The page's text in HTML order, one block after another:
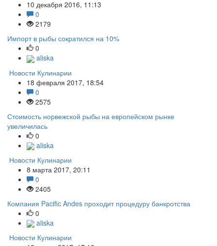
10 декабря 2016, 11:13
0
2179
Импорт в рыбы сократился на 10%
0
aliska
Новости Кулинарии
18 февраля 2017, 18:54
0
2575
Стоимость норвежской рыбы на европейском рынке
увеличилась
0
aliska
Новости Кулинарии
8 марта 2017, 20:11
0
2405
Компания Pacific Andes проходит процедуру банкротства
0
aliska
Новости Кулинарии